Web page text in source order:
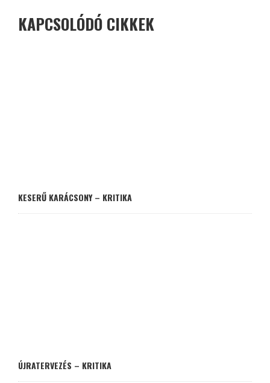
KAPCSOLÓDÓ CIKKEK
KESERŰ KARÁCSONY – KRITIKA
ÚJRATERVEZÉS – KRITIKA